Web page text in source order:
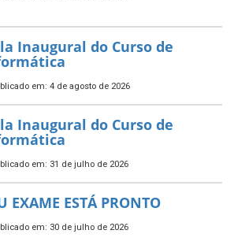
Inaugural do Curso de
em: 4 de agosto de 2026
Inaugural do Curso de
em: 31 de julho de 2026
EXAME ESTÁ PRONTO
em: 30 de julho de 2026